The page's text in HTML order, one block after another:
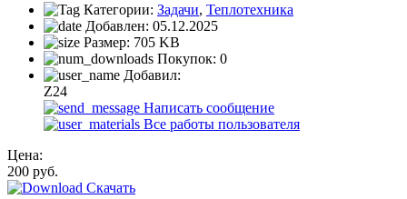
Категории: Задачи, Теплотехника
Добавлен: 05.12.2025
Размер: 705 KB
Покупок: 0
Добавил:
Z24
Написать сообщение
Все работы пользователя
Цена:
200 руб.
Скачать